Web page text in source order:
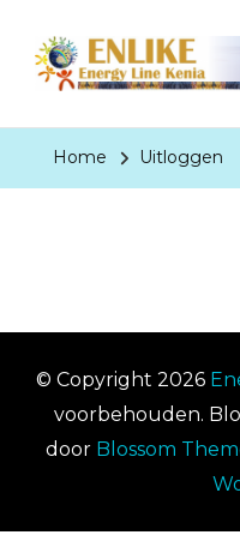
With pride and love
Home Uitloggen
© Copyright 2026
voorbehouden.
door Blossom